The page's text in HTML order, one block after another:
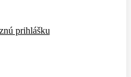
prihlášku